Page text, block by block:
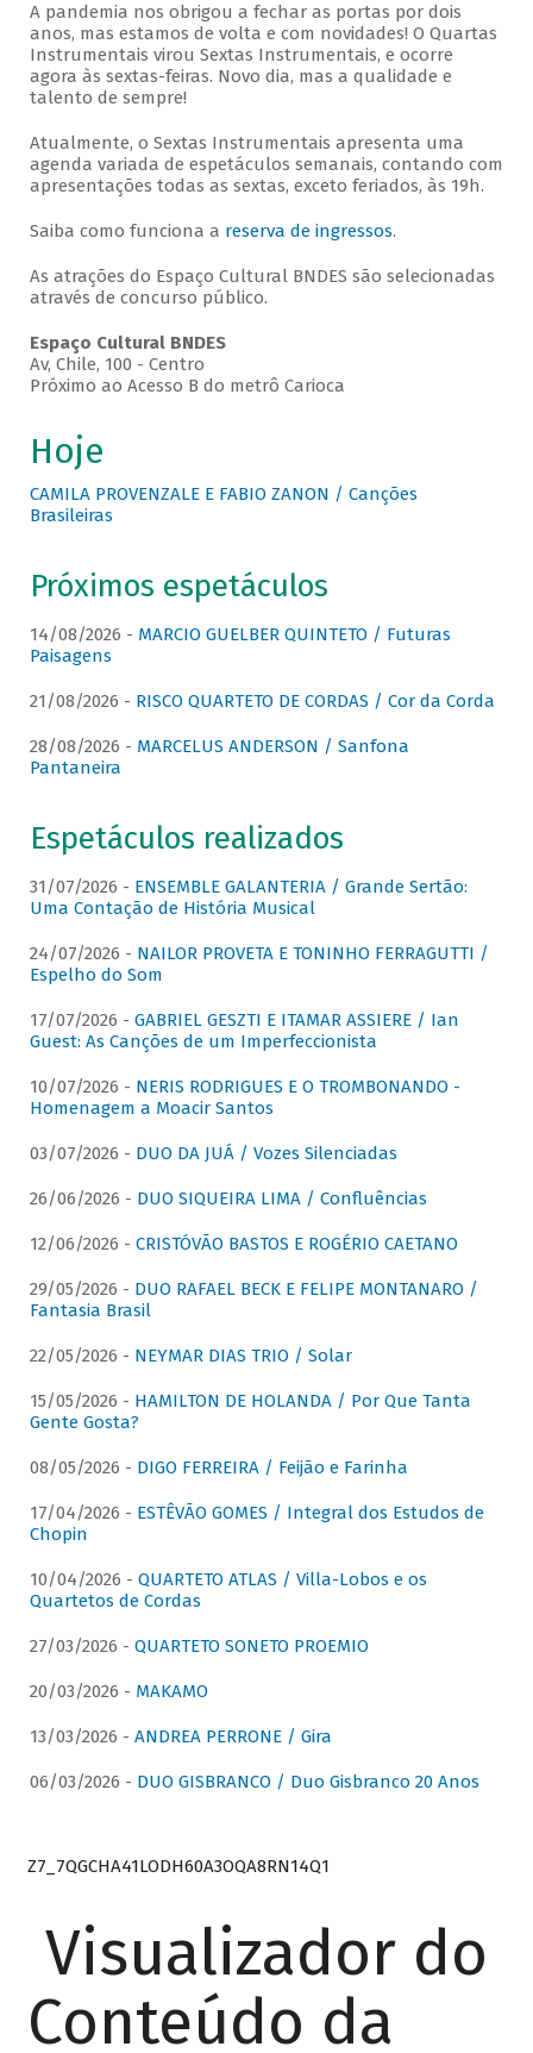
A pandemia nos obrigou a fechar as portas por dois
anos, mas estamos de volta e com novidades! O Quartas
Instrumentais virou Sextas Instrumentais, e ocorre
agora às sextas-feiras. Novo dia, mas a qualidade e
talento de sempre!
Atualmente, o Sextas Instrumentais apresenta uma
agenda variada de espetáculos semanais, contando com
apresentações todas as sextas, exceto feriados, às 19h.
Saiba como funciona a reserva de ingressos.
As atrações do Espaço Cultural BNDES são selecionadas
através de concurso público.
Espaço Cultural BNDES
Av, Chile, 100 - Centro
Próximo ao Acesso B do metrô Carioca
Hoje
CAMILA PROVENZALE E FABIO ZANON / Canções
Brasileiras
Próximos espetáculos
14/08/2026 - MARCIO GUELBER QUINTETO / Futuras
Paisagens
21/08/2026 - RISCO QUARTETO DE CORDAS / Cor da Corda
28/08/2026 - MARCELUS ANDERSON / Sanfona
Pantaneira
Espetáculos realizados
31/07/2026 - ENSEMBLE GALANTERIA / Grande Sertão:
Uma Contação de História Musical
24/07/2026 - NAILOR PROVETA E TONINHO FERRAGUTTI /
Espelho do Som
17/07/2026 - GABRIEL GESZTI E ITAMAR ASSIERE / Ian
Guest: As Canções de um Imperfeccionista
10/07/2026 - NERIS RODRIGUES E O TROMBONANDO -
Homenagem a Moacir Santos
03/07/2026 - DUO DA JUÁ / Vozes Silenciadas
26/06/2026 - DUO SIQUEIRA LIMA / Confluências
12/06/2026 - CRISTÓVÃO BASTOS E ROGÉRIO CAETANO
29/05/2026 - DUO RAFAEL BECK E FELIPE MONTANARO /
Fantasia Brasil
22/05/2026 - NEYMAR DIAS TRIO / Solar
15/05/2026 - HAMILTON DE HOLANDA / Por Que Tanta
Gente Gosta?
08/05/2026 - DIGO FERREIRA / Feijão e Farinha
17/04/2026 - ESTÊVÃO GOMES / Integral dos Estudos de
Chopin
10/04/2026 - QUARTETO ATLAS / Villa-Lobos e os
Quartetos de Cordas
27/03/2026 - QUARTETO SONETO PROEMIO
20/03/2026 - MAKAMO
13/03/2026 - ANDREA PERRONE / Gira
06/03/2026 - DUO GISBRANCO / Duo Gisbranco 20 Anos
Z7_7QGCHA41LODH60A3OQA8RN14Q1
Visualizador do
Conteúdo da